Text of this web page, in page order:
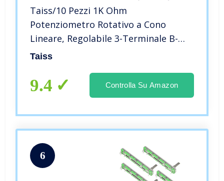
Taiss/10 Pezzi 1K Ohm
Potenziometro Rotativo a Cono
Lineare, Regolabile 3-Terminale B-
Tipo Potenziometro,per Controllo
ciascuno) con Dado e Rondella
WH148-B1K
Taiss
9.4 Controlla Su Amazon
6